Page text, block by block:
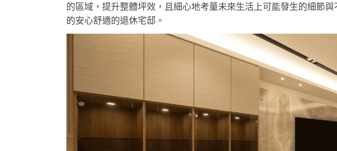
的區域，提升整體坪效，且細心地考量未來生活上可能發生的細節
的安心舒適的退休宅邸。